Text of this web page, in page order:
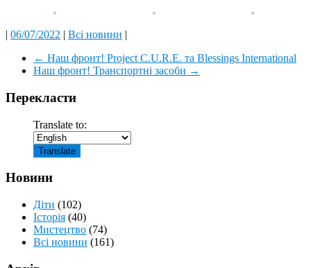
| 06/07/2022 | Всі новини |
← Наш фронт! Project C.U.R.E. та Blessings International
Наш фронт! Транспортні засоби →
Перекласти
Translate to:
Новини
Діти (102)
Історія (40)
Мистецтво (74)
Всі новини (161)